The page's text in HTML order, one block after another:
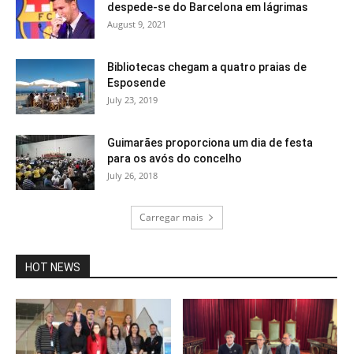
despede-se do Barcelona em lágrimas
August 9, 2021
Bibliotecas chegam a quatro praias de
Esposende
July 23, 2019
Guimarães proporciona um dia de festa
para os avós do concelho
July 26, 2018
Carregar mais
HOT NEWS